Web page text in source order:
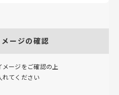
ージの確認
ージをご確認の上
れてください